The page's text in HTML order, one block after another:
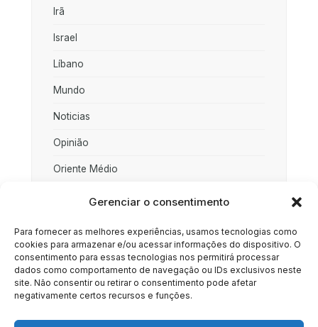
Gerenciar o consentimento
Para fornecer as melhores experiências, usamos tecnologias como
cookies para armazenar e/ou acessar informações do dispositivo. O
consentimento para essas tecnologias nos permitirá processar
dados como comportamento de navegação ou IDs exclusivos neste
site. Não consentir ou retirar o consentimento pode afetar
negativamente certos recursos e funções.
Irã
Israel
Líbano
Mundo
Noticias
Opinião
Oriente Médio
Rússia
Sociedade
Uncategorized